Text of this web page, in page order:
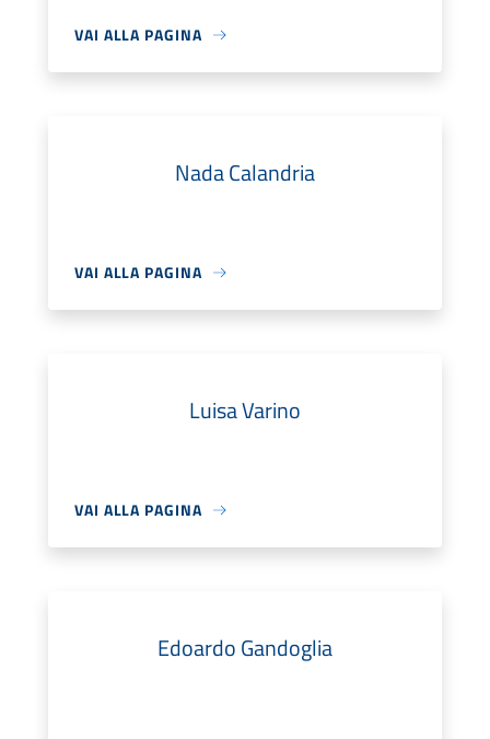
VAI ALLA PAGINA
Nada Calandria
VAI ALLA PAGINA
Luisa Varino
VAI ALLA PAGINA
Edoardo Gandoglia